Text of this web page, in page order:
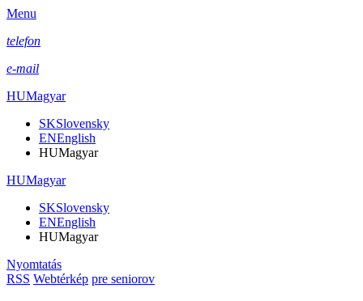
Menu
telefon
e-mail
HUMagyar
SKSlovensky
ENEnglish
HUMagyar
HUMagyar
SKSlovensky
ENEnglish
HUMagyar
Nyomtatás
RSS Webtérkép pre seniorov